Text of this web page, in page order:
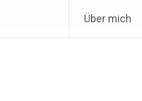
Über mich